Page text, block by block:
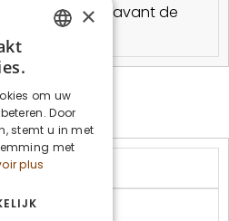
final a pu voir avant de
DUTCH
ENGLISH
×
om uw
Door
stemt u in met
met
plus